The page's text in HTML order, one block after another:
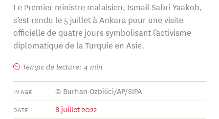
Le Premier ministre malaisien, Ismail Sabri Yaakob,
s’est rendu le 5 juillet à Ankara pour une visite
officielle de quatre jours symbolisant l’activisme
diplomatique de la Turquie en Asie.
Temps de lecture: 4 min
IMAGE © Burhan Ozbilici/AP/SIPA
DATE 8 juillet 2022